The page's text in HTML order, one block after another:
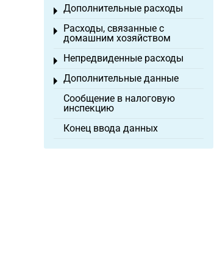
Дополнительные расходы
Toggle menu
Расходы, связанные с
домашним хозяйством
Toggle menu
Непредвиденные расходы
Toggle menu
Дополнительные данные
Toggle menu
Сообщение в налоговую
инспекцию
Конец ввода данных